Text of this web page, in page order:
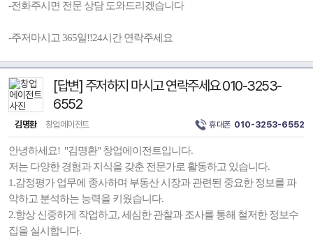
-전화주시면 전문 상담 도와드리겠습니다
-주저마시고 365일!!24시간 연락주세요
[답변] 주저하지 마시고 연락주세요 010-3253-
6552
김명환 창업에이전트 휴대폰 010-3253-6552
안녕하세요! "김명환" 창업에이전트입니다.
저는 다양한 경험과 지식을 갖춘 전문가로 활동하고 있습니다.
1.감정평가 업무에 종사하며 부동산 시장과 관련된 중요한 정보를 파
악하고 분석하는 능력을 키웠습니다.
2.항상 신중하게 작업하고, 세심한 관찰과 조사를 통해 철저한 정보수
집을 실시합니다.